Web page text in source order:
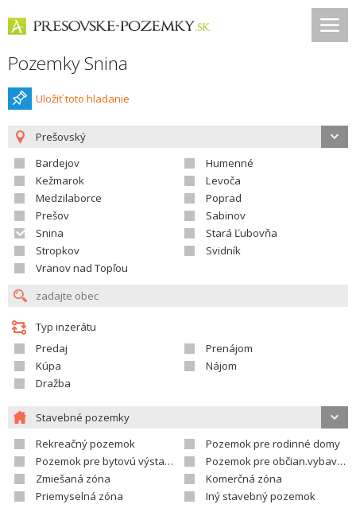
Pozemky Snina
Uložiť toto hladanie
Prešovský
Bardejov
Humenné
Kežmarok
Levoča
Medzilaborce
Poprad
Prešov
Sabinov
Snina
Stará Ľubovňa
Stropkov
Svidník
Vranov nad Topľou
Typ inzerátu
Predaj
Prenájom
Kúpa
Nájom
Dražba
Stavebné pozemky
Rekreačný pozemok
Pozemok pre rodinné domy
Pozemok pre bytovú výstavbu
Pozemok pre občian.vybavenosť
Zmiešaná zóna
Komerčná zóna
Priemyselná zóna
Iný stavebný pozemok